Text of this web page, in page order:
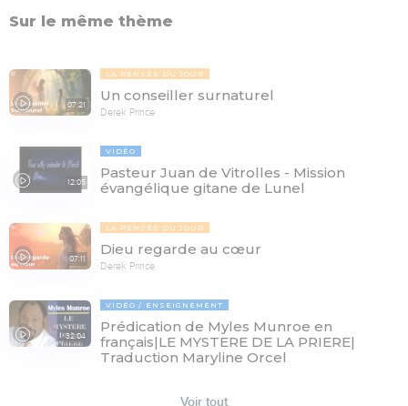
Sur le même thème
07:21
LA PENSÉE DU JOUR
Un conseiller surnaturel
Derek Prince
12:05
VIDÉO
Pasteur Juan de Vitrolles - Mission
évangélique gitane de Lunel
07:11
LA PENSÉE DU JOUR
Dieu regarde au cœur
Derek Prince
32:04
VIDÉO ENSEIGNEMENT
Prédication de Myles Munroe en
français|LE MYSTERE DE LA PRIERE|
Traduction Maryline Orcel
Voir tout